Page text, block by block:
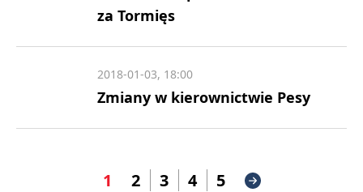
za Tormięs
Zmiany w kierownictwie Pesy
2018-01-03, 18:00
1 2 3 4 5